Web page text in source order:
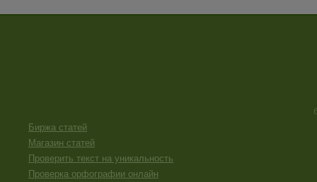
Биржа статей
Магазин статей
Проверить текст на уникальность
Проверка орфографии онлайн